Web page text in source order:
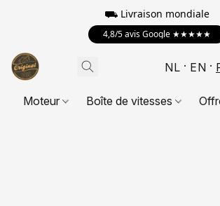
⛟ Livraison mondiale
4,8/5 avis Google ★★★★★
NL EN
Moteur Boîte de vitesses